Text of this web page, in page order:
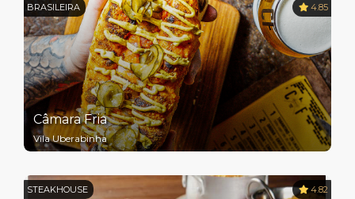
BRASILEIRA 4.85
Câmara Fria
Vila Uberabinha
STEAKHOUSE 4.82